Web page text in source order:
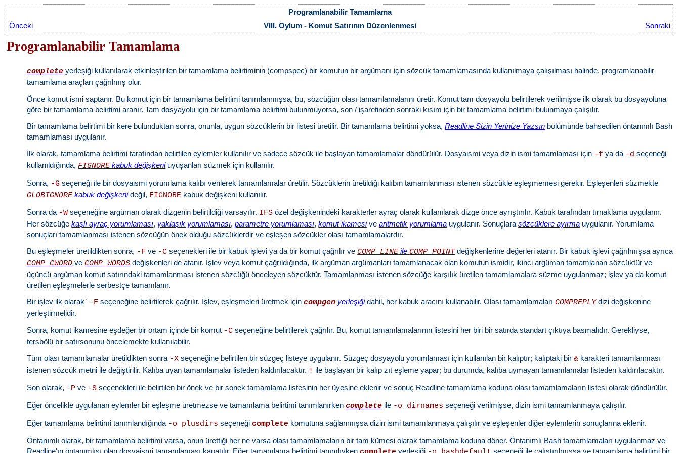
Programlanabilir Tamamlama
Önceki
VIII. Oylum - Komut Satırının Düzenlenmesi Sonraki
Programlanabilir Tamamlama
complete yerleşiği kullanılarak etkinleştirilen bir tamamlama belirtiminin (compspec) bir komutun bir argümanı için sözcük tamamlamasında kullanılmaya çalışılması halinde, programlanabilir
tamamlama araçları çağrılmış olur.
Önce komut ismi saptanır. Bu komut için bir tamamlama belirtimi tanımlanmışsa, bu, sözcüğün olası tamamlamalarını üretir. Komut tam dosyayolu belirtilerek verilmişse ilk olarak bu dosyayoluna
göre bir tamamlama belirtimi aranır. Tam dosyayolu için bir tamamlama belirtimi bulunmuyorsa, son / işaretinden sonraki kısım için bir tamamlama belirtimi bulunmaya çalışılır.
Bir tamamlama belirtimi bir kere bulunduktan sonra, onunla, uygun sözcüklerin bir listesi üretilir. Bir tamamlama belirtimi yoksa,Readline Sizin Yerinize Yazsın bölümünde bahsedilen öntanımlı Bash
tamamlaması uygulanır.
İlk olarak, tamamlama belirtimi tarafından belirtilen eylemler kullanılır ve sadece sözcük ile başlayan tamamlamalar döndürülür. Dosyaismi veya dizin ismi tamamlaması için -f ya da -d seçeneği
kullanıldığında, FIGNORE kabuk değişkeniuyuşanları süzmek için kullanılır.
Sonra, -G seçeneği ile bir dosyaismi yorumlama kalıbı verilerek tamamlamalar üretilir. Sözcüklerin üretildiği kalıbın tamamlanması istenen sözcükle eşleşmemesi gerekir. Eşleşenleri süzmekte
GLOBIGNORE kabuk değişkenideğil, FIGNORE kabuk değişkeni kullanılır.
Sonra da -W seçeneğine argüman olarak dizgenin belirtildiği varsayılır. IFS özel değişkenindeki karakterler ayraç olarak kullanılarak dizge önce ayrıştırılır. Kabuk tarafından tırnaklama uygulanır.
Her sözcüğekaşlı ayraç yorumlaması, yaklaşık yorumlaması,parametre yorumlaması,komut ikamesivearitmetik yorumlama uygulanır. Sonuçlarasözcüklere ayırma uygulanır. Yorumlama
sonuçları tamamlanması istenen sözcüğün önek olduğu sözcüklerdir ve eşleşen sözcükler olası tamamlamalardır.
Bu eşleşmeler üretildikten sonra, -F ve -C seçenekleri ile bir kabuk işlevi ya da bir komut çağrılır veCOMP_LINE ileCOMP_POINTdeğişkenlerine değerleri atanır. Bir kabuk işlevi çağrılmışsa ayrıca
COMP_CWORD veCOMP_WORDS değişkenleri de atanır. İşlev veya komut çağrıldığında, ilk argüman argümanları tamamlanacak olan komutun ismidir, ikinci argüman tamamlanan sözcüktür ve
üçüncü argüman komut satırındaki tamamlanması istenen sözcüğü önceleyen sözcüktür. Tamamlanması istenen sözcüğe karşılık üretilen tamamlamalara süzme uygulanmaz; işlev ya da komut
üretilen eşleşmelerle serbestçe tamamlanır.
Bir işlev ilk olarak` -F seçeneğine belirtilerek çağrılır. İşlev, eşleşmeleri üretmek içincompgen yerleşiğidahil, her kabuk aracını kullanabilir. Olası tamamlamalarıCOMPREPLYdizi değişkenine
yerleştirmelidir.
Sonra, komut ikamesine eşdeğer bir ortam içinde bir komut -C seçeneğine belirtilerek çağrılır. Bu, komut tamamlamalarının listesini her biri bir satırda standart çıktıya basmalıdır. Gerekliyse,
tersbölü bir satırsonunu öncelemekte kullanılabilir.
Tüm olası tamamlamalar üretildikten sonra -X seçeneğine belirtilen bir süzgeç listeye uygulanır. Süzgeç dosyayolu yorumlaması için kullanılan bir kalıptır; kalıptaki bir& karakteri tamamlanması
istenen sözcük metni ile değiştirilir. Kalıba uyan tamamlamalar listeden kaldırılacaktır. ! ile başlayan bir kalıp zıt eşleme yapar; bu durumda, kalıba uymayan tamamlamalar listeden kaldırılacaktır.
Son olarak, -P ve -S seçenekleri ile belirtilen bir önek ve bir sonek tamamlama listesinin her üyesine eklenir ve sonuç Readline tamamlama koduna olası tamamlamaların listesi olarak döndürülür.
Eğer öncelikle uygulanan eylemler bir eşleşme üretmezse ve tamamlama belirtimi tanımlanırkencomplete ile -o dirnames seçeneği verilmişse, dizin ismi tamamlanmaya çalışılır.
Eğer tamamlama belirtimi tanımlandığında -o plusdirs seçeneğicomplete komutuna sağlanmışsa dizin ismi tamamlanmaya çalışılır ve eşleşenler diğer eylemlerin sonuçlarına eklenir.
Öntanımlı olarak, bir tamamlama belirtimi varsa, onun ürettiği her ne varsa olası tamamlamaların bir tam kümesi olarak tamamlama koduna döner. Öntanımlı Bash tamamlamaları uygulanmaz ve
Readline'ın öntanımlısı olan dosyaismi tamamlaması kapatılır. Eğer tamamlama belirtimi tanımlıyken
yerleşiği seçeneği ile çalıştırılmışsa ve tamamlama balirtimi bir